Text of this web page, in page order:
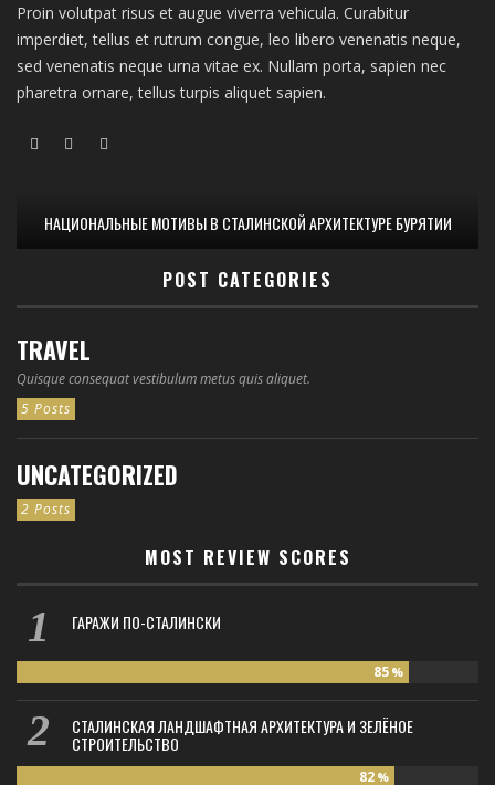
Proin volutpat risus et augue viverra vehicula. Curabitur
imperdiet, tellus et rutrum congue, leo libero venenatis neque,
sed venenatis neque urna vitae ex. Nullam porta, sapien nec
pharetra ornare, tellus turpis aliquet sapien.
НАЦИОНАЛЬНЫЕ МОТИВЫ В СТАЛИНСКОЙ АРХИТЕКТУРЕ БУРЯТИИ
POST CATEGORIES
TRAVEL
Quisque consequat vestibulum metus quis aliquet.
5 Posts
UNCATEGORIZED
2 Posts
MOST REVIEW SCORES
ГАРАЖИ ПО-СТАЛИНСКИ
85 %
СТАЛИНСКАЯ ЛАНДШАФТНАЯ АРХИТЕКТУРА И ЗЕЛЁНОЕ
СТРОИТЕЛЬСТВО
82 %